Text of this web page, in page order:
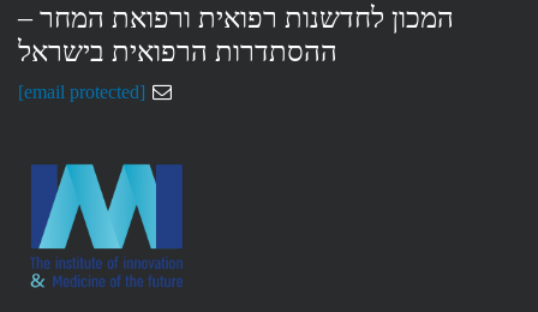
המכון לחדשנות רפואית ורפואת המחר –
ההסתדרות הרפואית בישראל
[email protected]